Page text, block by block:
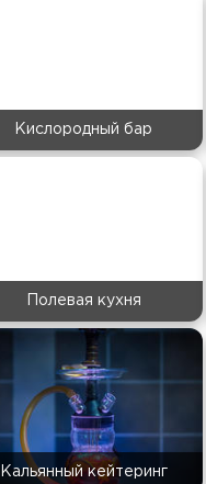
Кислородный бар
Полевая кухня
Кальянный кейтеринг